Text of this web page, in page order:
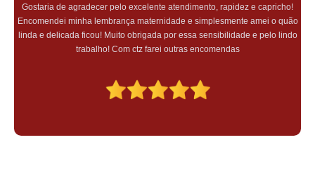
Gostaria de agradecer pelo excelente atendimento, rapidez e capricho!
Encomendei minha lembrança maternidade e simplesmente amei o quão
linda e delicada ficou! Muito obrigada por essa sensibilidade e pelo lindo
trabalho! Com ctz farei outras encomendas